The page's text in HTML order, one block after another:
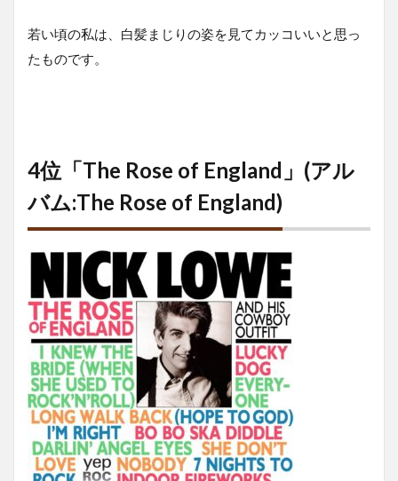
若い頃の私は、白髪まじりの姿を見てカッコいいと思っ
たものです。
4位「The Rose of England」(アル
バム:The Rose of England)